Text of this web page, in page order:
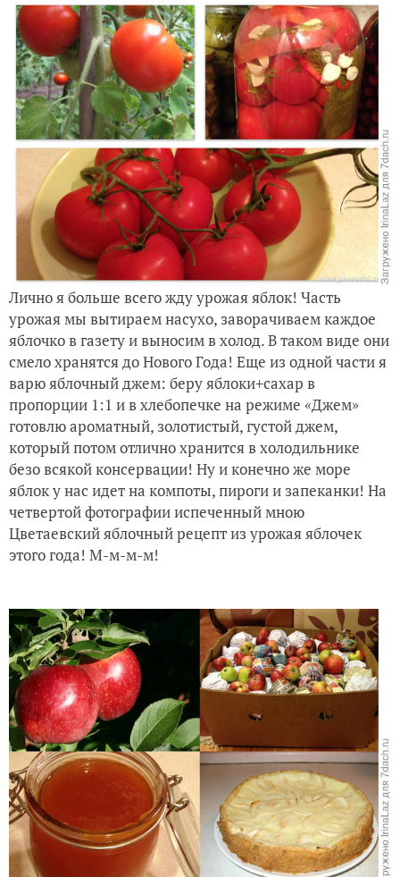
Лично я больше всего жду урожая яблок! Часть
урожая мы вытираем насухо, заворачиваем каждое
яблочко в газету и выносим в холод. В таком виде они
смело хранятся до Нового Года! Еще из одной части я
варю яблочный джем: беру яблоки+сахар в
пропорции 1:1 и в хлебопечке на режиме «Джем»
готовлю ароматный, золотистый, густой джем,
который потом отлично хранится в холодильнике
безо всякой консервации! Ну и конечно же море
яблок у нас идет на компоты, пироги и запеканки! На
четвертой фотографии испеченный мною
Цветаевский яблочный рецепт из урожая яблочек
этого года! М-м-м-м!